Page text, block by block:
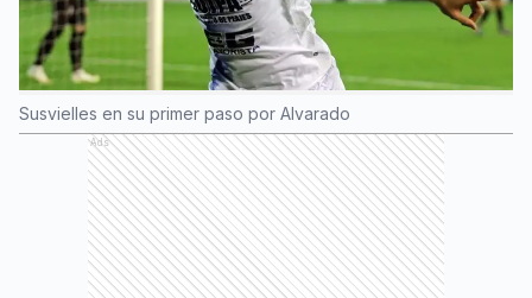
Susvielles en su primer paso por Alvarado
Ads